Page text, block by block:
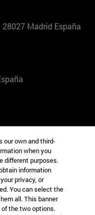
Madrid España
EE.UU
our own and third-
when you
different purposes.
information
privacy, or
You can select the
all. This banner
the two options.